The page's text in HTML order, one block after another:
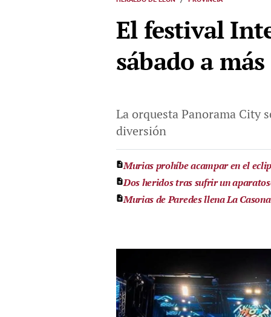
El festival
sábado a
La orquesta Panorama City
diversión
Murias prohíbe acampar en el
Dos heridos tras sufrir un
Murias de Paredes llena La